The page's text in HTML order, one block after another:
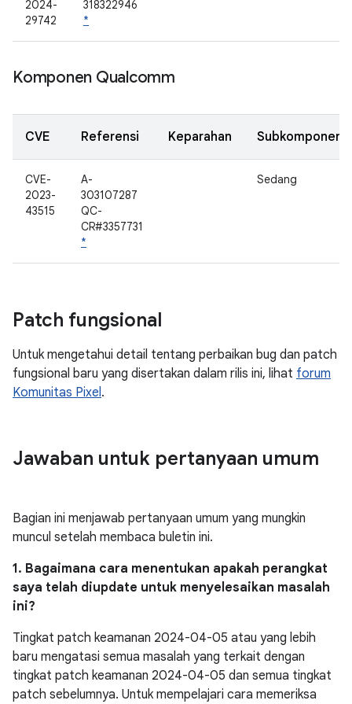
2024-
29742
318322946
*
Komponen Qualcomm
CVE Referensi Keparahan Subkomponen
CVE-
2023-
43515
A-
303107287
QC-
CR#3357731
*
Sedang
Patch fungsional
Untuk mengetahui detail tentang perbaikan bug dan patch
fungsional baru yang disertakan dalam rilis ini, lihat forum
Komunitas Pixel.
Jawaban untuk pertanyaan umum
Bagian ini menjawab pertanyaan umum yang mungkin
muncul setelah membaca buletin ini.
1. Bagaimana cara menentukan apakah perangkat
saya telah diupdate untuk menyelesaikan masalah
ini?
Tingkat patch keamanan 2024-04-05 atau yang lebih
baru mengatasi semua masalah yang terkait dengan
tingkat patch keamanan 2024-04-05 dan semua tingkat
patch sebelumnya. Untuk mempelajari cara memeriksa